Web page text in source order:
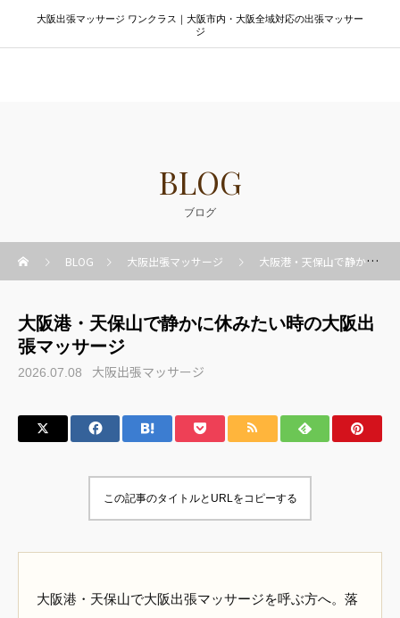
大阪出張マッサージ ワンクラス｜大阪市内・大阪全域対応の出張マッサー
ジ
BLOG
ブログ
BLOG 大阪出張マッサージ 大阪港・天保山で静かに休みたい時の大阪出張マッサージ
大阪港・天保山で静かに休みたい時の大阪出
張マッサージ
2026.07.08 大阪出張マッサージ
この記事のタイトルとURLをコピーする
大阪港・天保山で大阪出張マッサージを呼ぶ方へ。落